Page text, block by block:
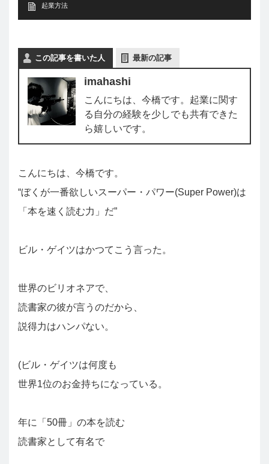
起業方法
この記事を書いた人 最新の記事
imahashi
こんにちは、今橋です。起業に関す
る自分の経験を少しでも共有できた
ら嬉しいです。
こんにちは、今橋です。
“ぼくが一番欲しいスーパー・パワー(Super Power)は
「本を速く読む力」だ”
ビル・ゲイツはかつてこう言った。
世界のビリオネアで、
読書家の彼が言うのだから、
説得力はハンパない。
(ビル・ゲイツは何度も
世界1位のお金持ちになっている。
年に「50冊」の本を読む
読書家として有名で